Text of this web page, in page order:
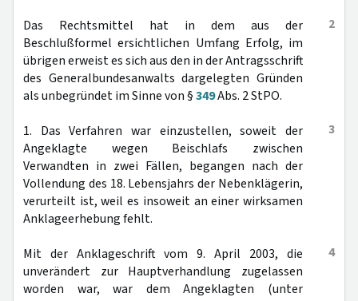
2
Das Rechtsmittel hat in dem aus der
Beschlußformel ersichtlichen Umfang Erfolg, im
übrigen erweist es sich aus den in der Antragsschrift
des Generalbundesanwalts dargelegten Gründen
als unbegründet im Sinne von §349Abs. 2 StPO.
3
1. Das Verfahren war einzustellen, soweit der
Angeklagte wegen Beischlafs zwischen
Verwandten in zwei Fällen, begangen nach der
Vollendung des 18. Lebensjahrs der Nebenklägerin,
verurteilt ist, weil es insoweit an einer wirksamen
Anklageerhebung fehlt.
4
Mit der Anklageschrift vom 9. April 2003, die
unverändert zur Hauptverhandlung zugelassen
worden war, war dem Angeklagten (unter